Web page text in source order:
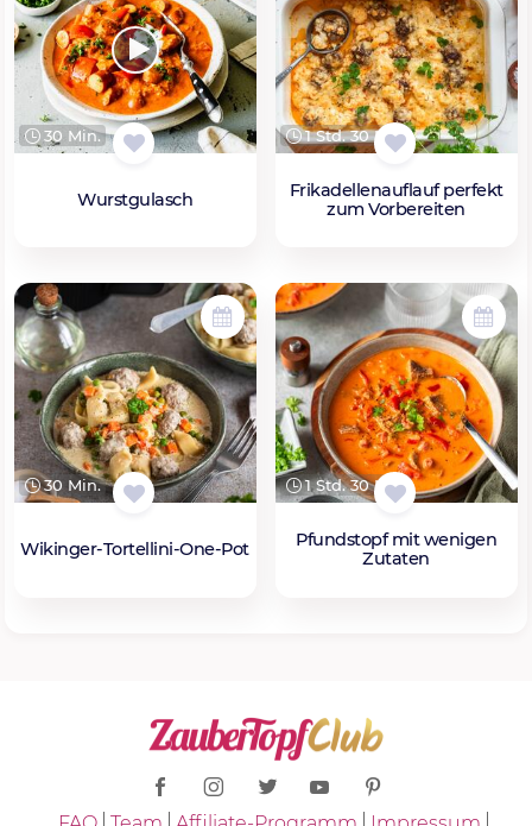
30 Min.
Wurstgulasch
1 Std. 30 Min.
Frikadellenauflauf perfekt
zum Vorbereiten
30 Min.
Wikinger-Tortellini-One-Pot
1 Std. 30 Min.
Pfundstopf mit wenigen
Zutaten